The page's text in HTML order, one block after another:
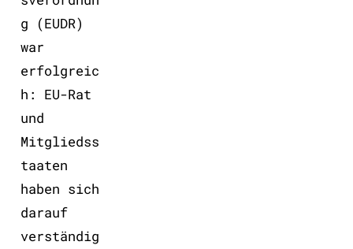
g (EUDR)
war
erfolgreic
h: EU-Rat
und
Mitgliedss
taaten
haben sich
darauf
verständig